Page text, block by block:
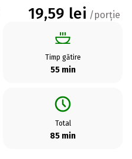
19,59 lei /porție
Timp gătire
55 min
Total
85 min